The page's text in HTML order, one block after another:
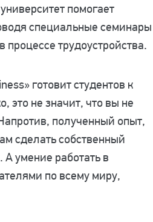
помогает
специальные семинары
процессе трудоустройства.
готовит студентов к
это не значит, что вы не
полученный опыт,
сделать собственный
умение работать в
по всему миру,